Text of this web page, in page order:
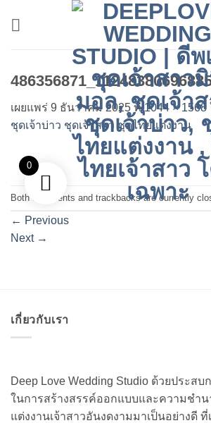
เผยแพร่ 9 ธันวาคม 2025ที่1044 × 1568
ชุดเจ้าบ่าว ชุดเจ้าสาว ชุดไทยแต่งงาน
Both comments and trackbacks are currently
← Previous
Next →
เกี่ยวกับเรา
Deep Love Wedding Studio ด้วยประส
ในการสร้างสรรค์ออกแบบและความชำ
แต่งงานเจ้าสาวอันงดงามมาเป็นอย่างดี ที่
0